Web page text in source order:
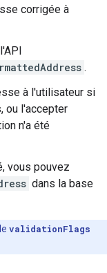
corrigée à
.
à l'utilisateur si
ou l'accepter
n'a été
vous pouvez
dans la base
validationFlags